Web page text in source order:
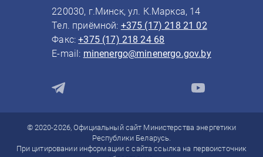
220030, г.Минск, ул. К.Маркса, 14
Тел. приёмной: +375 (17) 218 21 02
Факс:+375 (17) 218 24 68
E-mail: minenergo@minenergo.gov.by
© 2020-2026, Официальный сайт Министерства энергетики
Республики Беларусь.
При цитировании информации с сайта ссылка на первоисточник